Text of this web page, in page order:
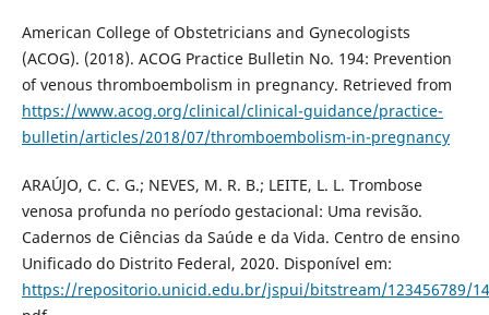
American College of Obstetricians and Gynecologists
(ACOG). (2018). ACOG Practice Bulletin No. 194: Prevention
of venous thromboembolism in pregnancy. Retrieved from
https://www.acog.org/clinical/clinical-guidance/practice-
bulletin/articles/2018/07/thromboembolism-in-pregnancy
ARAÚJO, C. C. G.; NEVES, M. R. B.; LEITE, L. L. Trombose
venosa profunda no período gestacional: Uma revisão.
Cadernos de Ciências da Saúde e da Vida. Centro de ensino
Unificado do Distrito Federal, 2020. Disponível em:
https://repositorio.unicid.edu.br/jspui/bitstream/123456789/